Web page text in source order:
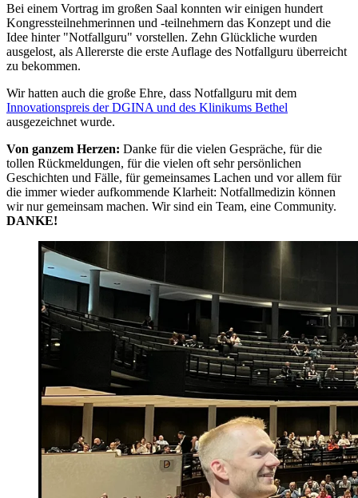
Bei einem Vortrag im großen Saal konnten wir einigen hundert
Kongressteilnehmerinnen und -teilnehmern das Konzept und die
Idee hinter "Notfallguru" vorstellen. Zehn Glückliche wurden
ausgelost, als Allererste die erste Auflage des Notfallguru überreicht
zu bekommen.
Wir hatten auch die große Ehre, dass Notfallguru mit dem
Innovationspreis der DGINA und des Klinikums Bethel
ausgezeichnet wurde.
Von ganzem Herzen: Danke für die vielen Gespräche, für die
tollen Rückmeldungen, für die vielen oft sehr persönlichen
Geschichten und Fälle, für gemeinsames Lachen und vor allem für
die immer wieder aufkommende Klarheit: Notfallmedizin können
wir nur gemeinsam machen. Wir sind ein Team, eine Community.
DANKE!